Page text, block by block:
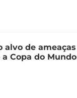
alvo de ameaças
Copa do Mundo